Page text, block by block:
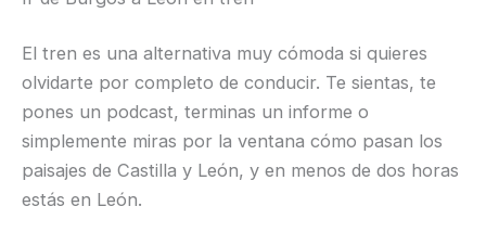
El tren es una alternativa muy cómoda si quieres
olvidarte por completo de conducir. Te sientas, te
pones un podcast, terminas un informe o
simplemente miras por la ventana cómo pasan los
paisajes de Castilla y León, y en menos de dos horas
estás en León.